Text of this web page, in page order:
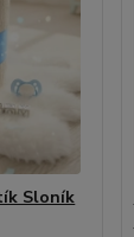
Sloník